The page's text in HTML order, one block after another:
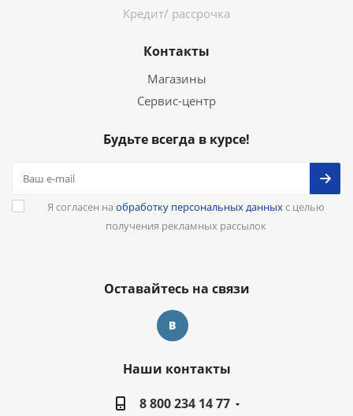
Кредит/ рассрочка
Контакты
Магазины
Сервис-центр
Будьте всегда в курсе!
Я согласен на обработку персональных данныхс целью
получения рекламных рассылок
Оставайтесь на связи
Наши контакты
8 800 234 14 77